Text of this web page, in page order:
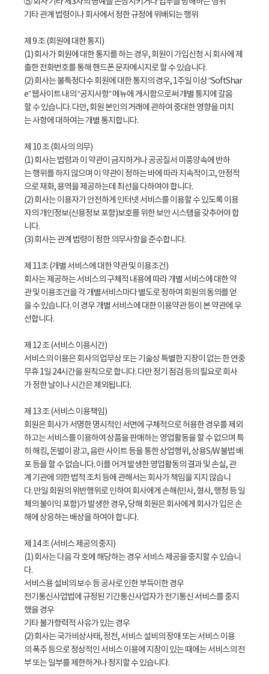
기타 관계 법령이나 회사에서 정한 규정에 위배되는 행위
제 9 조 (회원에 대한 통지)
(1) 회사가 회원에 대한 통지를 하는 경우, 회원이 가입신청 시 회사에 제
출한 전화번호를 통해 핸드폰 문자메시지로 할 수 있습니다.
(2) 회사는 불특정다수 회원에 대한 통지의 경우, 1주일 이상 “SoftShar
e” 웹사이트 내의 “공지사항” 메뉴에 게시함으로써 개별 통지에 갈음
할 수 있습니다. 다만, 회원 본인의 거래에 관하여 중대한 영향을 미치
는 사항에 대하여는 개별 통지합니다.
제 10 조 (회사의 의무)
(1) 회사는 법령과 이 약관이 금지하거나 공공질서 미풍양속에 반하
는 행위를 하지 않으며 이 약관이 정하는 바에 따라 지속적이고, 안정적
으로 재화, 용역을 제공하는데 최선을 다하여야 합니다.
(2) 회사는 이용자가 안전하게 인터넷 서비스를 이용할 수 있도록 이용
자의 개인정보(신용정보 포함)보호를 위한 보안 시스템을 갖추어야 합
니다.
(3) 회사는 관계 법령이 정한 의무사항을 준수합니다.
제 11조 (개별 서비스에 대한 약관 및 이용조건)
회사는 제공하는 서비스의 구체적 내용에 따라 개별 서비스에 대한 약
관 및 이용조건을 각 개별서비스마다 별도로 정하여 회원의 동의를 얻
을 수 있습니다. 이 경우 개별 서비스에 대한 이용약관 등이 본 약관에 우
선합니다.
제 12 조 (서비스 이용시간)
서비스의 이용은 회사의 업무상 또는 기술상 특별한 지장이 없는 한 연중
무휴 1일 24시간을 원칙으로 합니다. 다만 정기 점검 등의 필요로 회사
가 정한 날이나 시간은 제외됩니다.
제 13 조 (서비스 이용책임)
회원은 회사가 서명한 명시적인 서면에 구체적으로 허용한 경우를 제외
하고는 서비스를 이용하여 상품을 판매하는 영업활동을 할 수 없으며 특
히 해킹, 돈벌이 광고, 음란 사이트 등을 통한 상업행위, 상용S/W 불법 배
포 등을 할 수 없습니다. 이를 어겨 발생한 영업활동의 결과 및 손실, 관
계 기관에 의한 법적 조치 등에 관해서는 회사가 책임을 지지 않습니
다. 만일 회원의 위반행위로 인하여 회사에게 손해(민사, 형사, 행정 등 일
체의 불이익 포함)가 발생한 경우, 당해 회원은 회사에게 회사가 입은 손
해에 상응하는 배상을 하여야 합니다.
제 14 조 (서비스 제공의 중지)
(1) 회사는 다음 각 호에 해당하는 경우 서비스 제공을 중지할 수 있습니
다.
서비스용 설비의 보수 등 공사로 인한 부득이한 경우
전기통신사업법에 규정된 기간통신사업자가 전기통신 서비스를 중지
했을 경우
기타 불가항력적 사유가 있는 경우
(2) 회사는 국가비상사태, 정전, 서비스 설비의 장애 또는 서비스 이용
의 폭주 등으로 정상적인 서비스 이용에 지장이 있는 때에는 서비스의 전
부 또는 일부를 제한하거나 정지할 수 있습니다.